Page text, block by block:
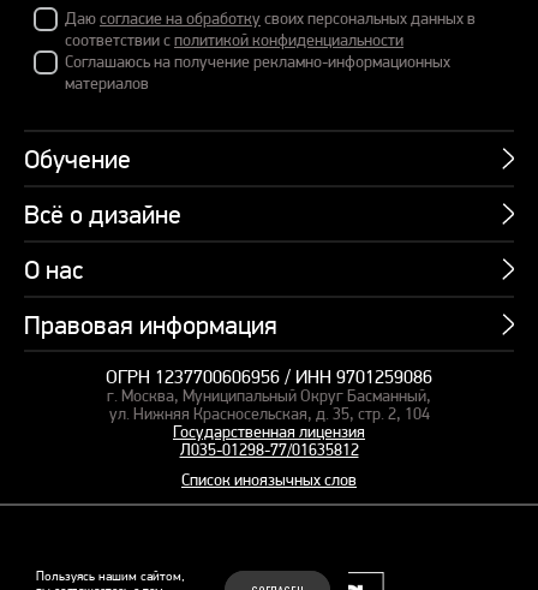
Пользуясь нашим сайтом,
Даюсогласие на обработкусвоих персональных данных в
соответствии сполитикой конфиденциальности
Соглашаюсь на получение рекламно-информационных
материалов
Обучение
Курсы
Пакетные предложения
Профессии
Подарочные сертификаты
Корпоративное обучение
Курсы для сотрудников
Пакетные предложения
Всё о дизайне
Учебник по презентациям
Банк слайдов
Вебинары
Студия дизайна
Заказать презентацию
О нас
Об академии
СМИ о нас
Правовая информация
Карта сайта
Оферта и лицензия
Политика конфиденциальности
Рекомендательные технологии
ОГРН 1237700606956 / ИНН 9701259086
г. Москва, Муниципальный Округ Басманный,
ул. Нижняя Красносельская, д. 35, стр. 2, 104
Государственная лицензия
Л035-01298-77/01635812
Список иноязычных слов
© 2015–2026 Бонни и Слайд